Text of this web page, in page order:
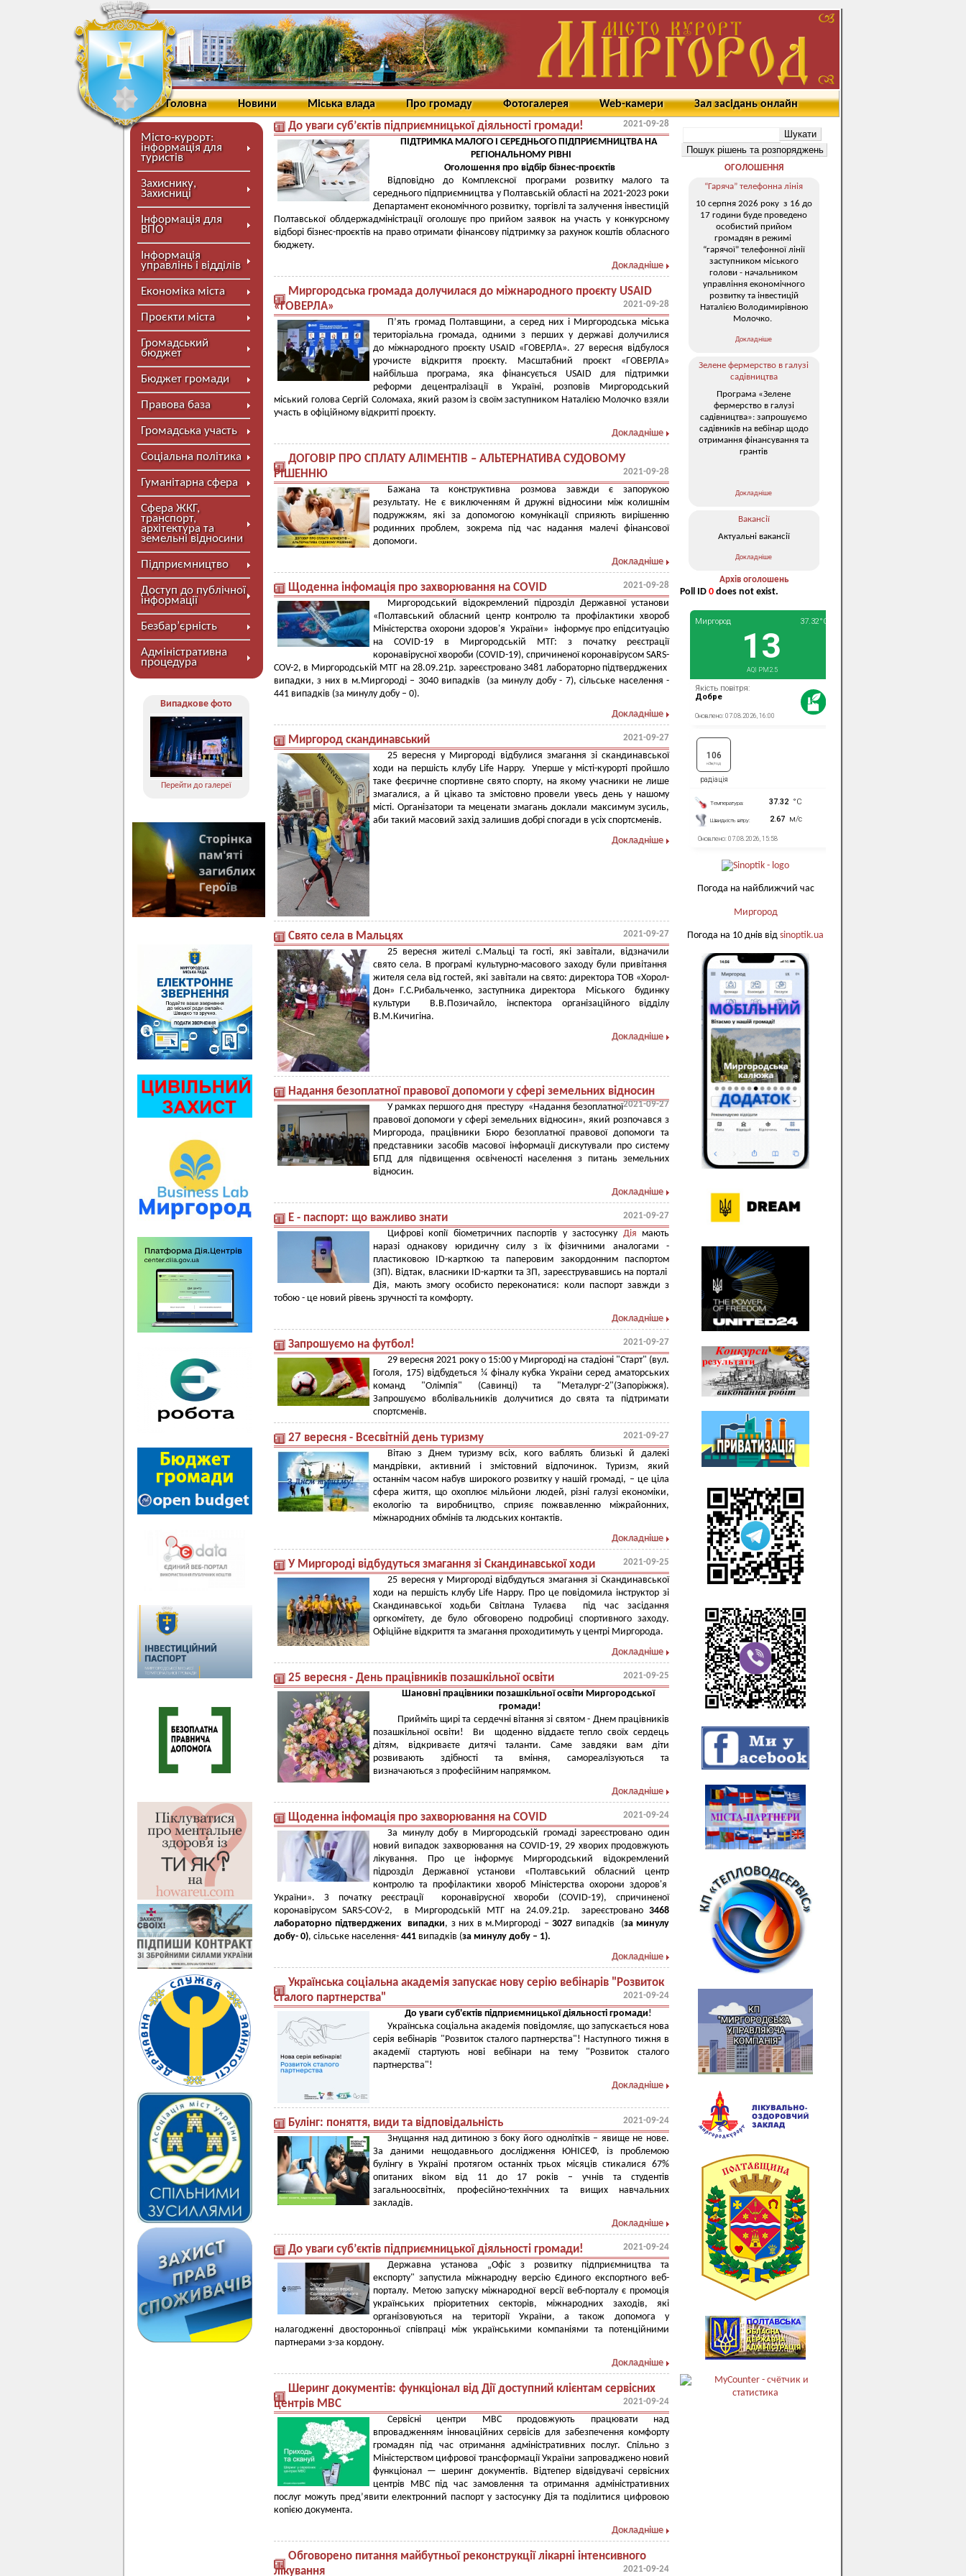
Головна Новини Міська влада Про громаду Фотогалерея Web-камери Зал засідань онлайн
Місто-курорт:
інформація для
туристів
Захиснику,
Захисниці
Інформація для
ВПО
Інформація
управлінь і відділів
Економіка міста
Проєкти міста
Громадський
бюджет
Бюджет громади
Правова база
Громадська участь
Соціальна політика
Гуманітарна сфера
Сфера ЖКГ,
транспорт,
архітектура та
земельні відносини
Підприємництво
Доступ до публічної
інформації
Безбар’єрність
Адміністративна
процедура
Випадкове фото
Перейти до галереї
До уваги суб’єктів підприємницької діяльності громади! 2021-09-28
ПІДТРИМКА МАЛОГО І СЕРЕДНЬОГО ПІДПРИЄМНИЦТВА НА
РЕГІОНАЛЬНОМУ РІВНІ
Оголошення про відбір бізнес-проєктів
Відповідно до Комплексної програми розвитку малого та
середнього підприємництва у Полтавській області на 2021-2023 роки
Департамент економічного розвитку, торгівлі та залучення інвестицій
Полтавської облдержадміністрації оголошує про прийом заявок на участь у конкурсному
відборі бізнес-проєктів на право отримати фінансову підтримку за рахунок коштів обласного
бюджету.
Докладніше
Миргородська громада долучилася до міжнародного проєкту USAID
«ГОВЕРЛА»
2021-09-28
П’ять громад Полтавщини, а серед них і Миргородська міська
територіальна громада, одними з перших у державі долучилися
до міжнародного проєкту USAID «ГОВЕРЛА». 27 вересня відбулося
урочисте відкриття проєкту. Масштабний проєкт «ГОВЕРЛА»
найбільша програма, яка фінансується USAID для підтримки
реформи децентралізації в Україні, розповів Миргородський
міський голова Сергій Соломаха, який разом із своїм заступником Наталією Молочко взяли
участь в офіційному відкритті проєкту.
Докладніше
ДОГОВІР ПРО СПЛАТУ АЛІМЕНТІВ – АЛЬТЕРНАТИВА СУДОВОМУ
РІШЕННЮ
2021-09-28
Бажана та конструктивна розмова завжди є запорукою
результату. Не є виключенням й дружні відносини між колишнім
подружжям, які за допомогою комунікації сприяють вирішенню
родинних проблем, зокрема під час надання малечі фінансової
допомоги.
Докладніше
Щоденна інфомація про захворювання на COVID 2021-09-28
Миргородський відокремлений підрозділ Державної установи
«Полтавський обласний центр контролю та профілактики хвороб
Міністерства охорони здоров'я України» інформує про епідситуацію
на COVID-19 в Миргородській МТГ: з початку реєстрації
коронавірусної хвороби (COVID-19), спричиненої коронавірусом SARS-
COV-2, в Миргородській МТГ на 28.09.21р. зареєстровано 3481 лабораторно підтверджених
випадки, з них в м.Миргороді – 3040 випадків (за минулу добу - 7), сільське населення -
441 випадків (за минулу добу – 0).
Докладніше
Миргород скандинавський 2021-09-27
25 вересня у Миргороді відбулися змагання зі скандинавської
ходи на першість клубу Lіfe Happy. Уперше у місті-курорті пройшло
таке феєричне спортивне свято спорту, на якому учасники не лише
змагалися, а й цікаво та змістовно провели увесь день у нашому
місті. Організатори та меценати змагань доклали максимум зусиль,
аби такий масовий захід залишив добрі спогади в усіх спортсменів.
Докладніше
Свято села в Мальцях 2021-09-27
25 вересня жителі с.Мальці та гості, які завітали, відзначили
свято села. В програмі культурно-масового заходу були привітання
жителя села від гостей, які завітали на свято: директора ТОВ «Хорол-
Дон» Г.С.Рибальченко, заступника директора Міського будинку
культури В.В.Позичайло, інспектора організаційного відділу
В.М.Кичигіна.
Докладніше
Надання безоплатної правової допомоги у сфері земельних відносин
2021-09-27
У рамках першого дня престуру «Надання безоплатної
правової допомоги у сфері земельних відносин», який розпочався з
Миргорода, працівники Бюро безоплатної правової допомоги та
представники засобів масової інформації дискутували про систему
БПД для підвищення освіченості населення з питань земельних
відносин.
Докладніше
Е - паспорт: що важливо знати 2021-09-27
Цифрові копії біометричних паспортів у застосунку Дія мають
наразі однакову юридичну силу з їх фізичними аналогами -
пластиковою ID-карткою та паперовим закордонним паспортом
(ЗП). Відтак, власники ID-картки та ЗП, зареєструвавшись на порталі
Дія, мають змогу особисто переконатися: коли паспорт завжди з
тобою - це новий рівень зручності та комфорту.
Докладніше
Запрошуємо на футбол! 2021-09-27
29 вересня 2021 року о 15:00 у Миргороді на стадіоні "Старт" (вул.
Гоголя, 175) відбудеться ¼ фіналу кубка України серед аматорських
команд "Олімпія" (Савинці) та "Металург-2"(Запоріжжя).
Запрошуємо вболівальників долучитися до свята та підтримати
спортсменів.
27 вересня - Всесвітній день туризму 2021-09-27
Вітаю з Днем туризму всіх, кого ваблять близькі й далекі
мандрівки, активний і змістовний відпочинок. Туризм, який
останнім часом набув широкого розвитку у нашій громаді, – це ціла
сфера життя, що охоплює мільйони людей, різні галузі економіки,
екологію та виробництво, сприяє пожвавленню міжрайонних,
міжнародних обмінів та людських контактів.
Докладніше
У Миргороді відбудуться змагання зі Скандинавської ходи 2021-09-25
25 вересня у Миргороді відбудуться змагання зі Скандинавської
ходи на першість клубу Lіfe Happy. Про це повідомила інструктор зі
Скандинавської ходьби Світлана Тулаєва під час засідання
оргкомітету, де було обговорено подробиці спортивного заходу.
Офіційне відкриття та змагання проходитимуть у центрі Миргорода.
Докладніше
25 вересня - День працівників позашкільної освіти 2021-09-25
Шановні працівники позашкільної освіти Миргородської
громади!
Прийміть щирі та сердечні вітання зі святом - Днем працівників
позашкільної освіти! Ви щоденно віддаєте тепло своїх сердець
дітям, відкриваєте дитячі таланти. Саме завдяки вам діти
розвивають здібності та вміння, самореалізуються та
визначаються з професійним напрямком.
Докладніше
Щоденна інфомація про захворювання на COVID 2021-09-24
За минулу добу в Миргородській громаді зареєстровано один
новий випадок захворювання на COVID-19, 29 хворих продовжують
лікування. Про це інформує Миргородський відокремлений
підрозділ Державної установи «Полтавський обласний центр
контролю та профілактики хвороб Міністерства охорони здоров'я
України». З початку реєстрації коронавірусної хвороби (COVID-19), спричиненої
коронавірусом SARS-COV-2, в Миргородській МТГ на 24.09.21р. зареєстровано 3468
лабораторно підтверджених випадки, з них в м.Миргороді –3027 випадків (за минулу
добу- 0), сільське населення- 441 випадків (за минулу добу – 1).
Докладніше
Українська соціальна академія запускає нову серію вебінарів "Розвиток
сталого партнерства"
2021-09-24
До уваги суб'єктів підприємницької діяльності громади!
Українська соціальна академія повідомляє, що запускається нова
серія вебінарів "Розвиток сталого партнерства"! Наступного тижня в
академії стартують нові вебінари на тему "Розвиток сталого
партнерства"!
Докладніше
Булінг: поняття, види та відповідальність 2021-09-24
Знущання над дитиною з боку його однолітків – явище не нове.
За даними нещодавнього дослідження ЮНІСЕФ, із проблемою
булінгу в Україні протягом останніх трьох місяців стикалися 67%
опитаних віком від 11 до 17 років – учнів та студентів
загальноосвітніх, професійно-технічних та вищих навчальних
закладів.
Докладніше
До уваги суб’єктів підприємницької діяльності громади! 2021-09-24
Державна установа „Офіс з розвитку підприємництва та
експорту" запустила міжнародну версію Єдиного експортного веб-
порталу. Метою запуску міжнародної версії веб-порталу є промоція
українських пріоритетних секторів, міжнародних заходів, які
організовуються на території України, а також допомога у
налагодженні двосторонньої співпраці між українськими компаніями та потенційними
партнерами з-за кордону.
Докладніше
Шеринг документів: функціонал від Дії доступний клієнтам сервісних
центрів МВС
2021-09-24
Сервісні центри МВС продовжують працювати над
впровадженням інноваційних сервісів для забезпечення комфорту
громадян під час отримання адміністративних послуг. Спільно з
Міністерством цифрової трансформації України запроваджено новий
функціонал — шеринг документів. Відтепер відвідувачі сервісних
центрів МВС під час замовлення та отримання адміністративних
послуг можуть пред’явити електронний паспорт у застосунку Дія та поділитися цифровою
копією документа.
Докладніше
Обговорено питання майбутньої реконструкції лікарні інтенсивного
лікування
2021-09-24
ОГОЛОШЕННЯ
“Гаряча” телефонна лінія
10 серпня 2026 року з 16 до
17 години буде проведено
особистий прийом
громадян в режимі
“гарячої” телефонної лінії
заступником міського
голови - начальником
управління економічного
розвитку та інвестицій
Наталією Володимирівною
Молочко.
Докладніше
Зелене фермерство в галузі
садівництва
Програма «Зелене
фермерство в галузі
садівництва»: запрошуємо
садівників на вебінар щодо
отримання фінансування та
грантів
Докладніше
Вакансії
Актуальні вакансії
Докладніше
Архів оголошень
Poll ID 0 does not exist.
Погода на найближчий час
Миргород
Погода на 10 днів від sinoptik.ua